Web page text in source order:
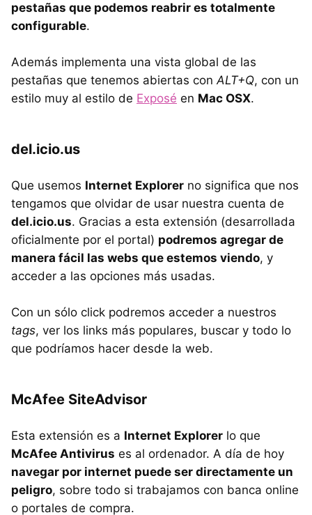
pestañas que podemos reabrir es totalmente
configurable.
Además implementa una vista global de las
pestañas que tenemos abiertas conALT+Q, con un
estilo muy al estilo de Exposé en Mac OSX.
del.icio.us
Que usemos Internet Explorer no significa que nos
tengamos que olvidar de usar nuestra cuenta de
del.icio.us. Gracias a esta extensión (desarrollada
oficialmente por el portal) podremos agregar de
manera fácil las webs que estemos viendo, y
acceder a las opciones más usadas.
Con un sólo click podremos acceder a nuestros
tags, ver los links más populares, buscar y todo lo
que podríamos hacer desde la web.
McAfee SiteAdvisor
Esta extensión es a Internet Explorer lo que
McAfee Antivirus es al ordenador. A día de hoy
navegar por internet puede ser directamente un
peligro, sobre todo si trabajamos con banca online
o portales de compra.